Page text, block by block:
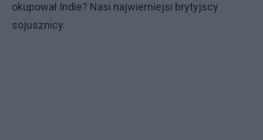
okupował Indie? Nasi najwierniejsi brytyjscy
sojusznicy.